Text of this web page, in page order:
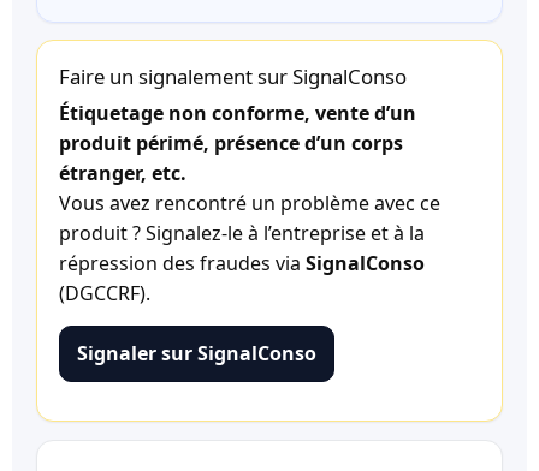
Faire un signalement sur SignalConso
Étiquetage non conforme, vente d’un
produit périmé, présence d’un corps
étranger, etc.
Vous avez rencontré un problème avec ce
produit ? Signalez-le à l’entreprise et à la
répression des fraudes via SignalConso
(DGCCRF).
Signaler sur SignalConso